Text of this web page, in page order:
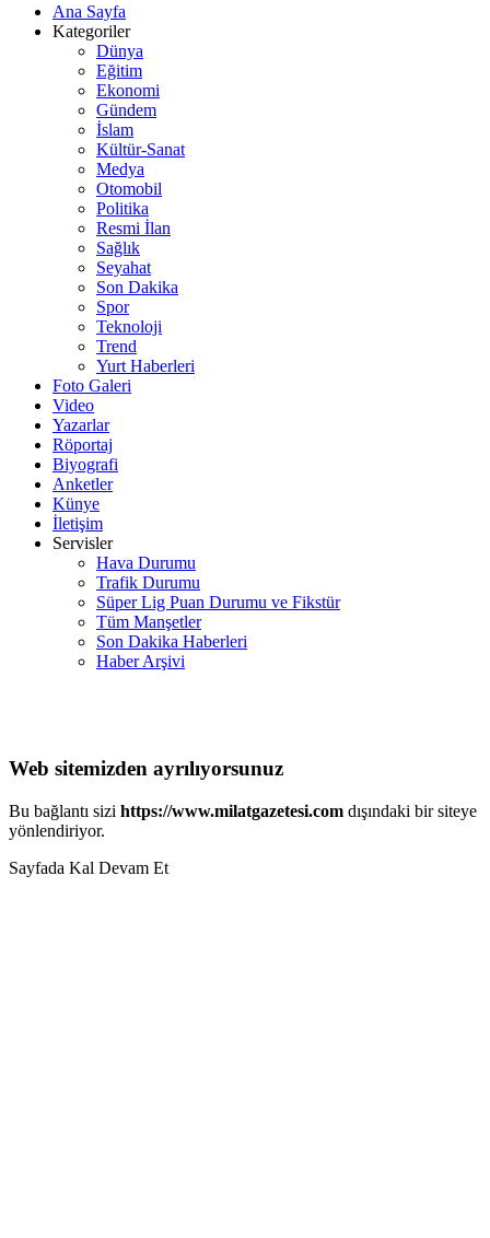
Ana Sayfa
Kategoriler
Dünya
Eğitim
Ekonomi
Gündem
İslam
Kültür-Sanat
Medya
Otomobil
Politika
Resmi İlan
Sağlık
Seyahat
Son Dakika
Spor
Teknoloji
Trend
Yurt Haberleri
Foto Galeri
Video
Yazarlar
Röportaj
Biyografi
Anketler
Künye
İletişim
Servisler
Hava Durumu
Trafik Durumu
Süper Lig Puan Durumu ve Fikstür
Tüm Manşetler
Son Dakika Haberleri
Haber Arşivi
Web sitemizden ayrılıyorsunuz
Bu bağlantı sizi https://www.milatgazetesi.com dışındaki bir siteye
yönlendiriyor.
Sayfada Kal Devam Et